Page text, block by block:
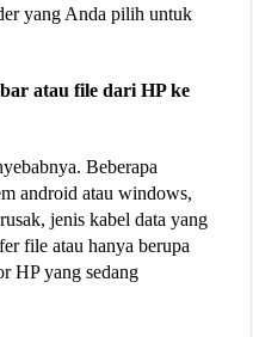
yang Anda pilih untuk
atau file dari HP ke
Beberapa
android atau windows,
jenis kabel data yang
file atau hanya berupa
HP yang sedang